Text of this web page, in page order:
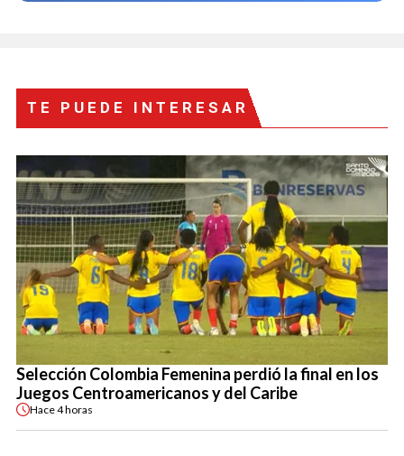
TE PUEDE INTERESAR
Selección Colombia Femenina perdió la final en los
Juegos Centroamericanos y del Caribe
Hace4 horas